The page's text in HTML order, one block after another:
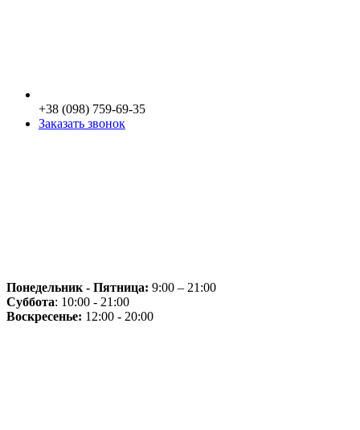
+38 (098) 759-69-35
Заказать звонок
Понедельник - Пятница: 9:00 – 21:00
Суббота: 10:00 - 21:00
Воскресенье: 12:00 - 20:00